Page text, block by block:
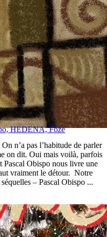
HEDENA, Foze
n’a pas l’habitude de parler
on dit. Oui mais voilà, parfois
Pascal Obispo nous livre une
vraiment le détour. Notre
– Pascal Obispo ...